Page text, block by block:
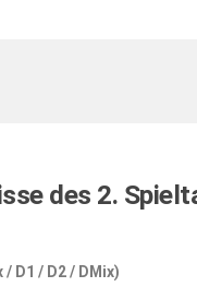
des 2.
/ D1 / D2 / DMix)